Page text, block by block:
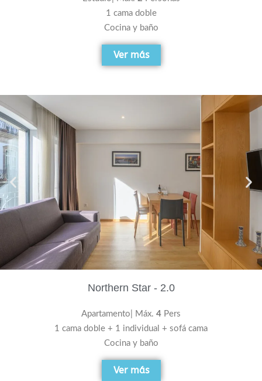
1 cama doble
Cocina y baño
Ver más
Northern Star - 2.0
Apartamento| Máx. 4 Pers
1 cama doble + 1 individual + sofá cama
Cocina y baño
Ver más